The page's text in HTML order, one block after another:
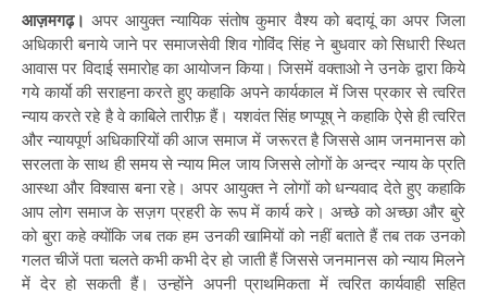
आज़मगढ़। अपर आयुक्त न्यायिक संतोष कुमार वैश्य को बदायूं का अपर जिला
अधिकारी बनाये जाने पर समाजसेवी शिव गोविंद सिंह ने बुधवार को सिधारी स्थित
आवास पर विदाई समारोह का आयोजन किया। जिसमें वक्ताओ ने उनके द्वारा किये
गये कार्याे की सराहना करते हुए कहाकि अपने कार्यकाल में जिस प्रकार से त्वरित
न्याय करते रहे है वे काबिले तारीफ़ हैं। यशवंत सिंह ष्गप्पूष् ने कहाकि ऐसे ही त्वरित
और न्यायपूर्ण अधिकारियों की आज समाज में जरूरत है जिससे आम जनमानस को
सरलता के साथ ही समय से न्याय मिल जाय जिससे लोगों के अन्दर न्याय के प्रति
आस्था और विश्वास बना रहे। अपर आयुक्त ने लोगों को धन्यवाद देते हुए कहाकि
आप लोग समाज के सज़ग प्रहरी के रूप में कार्य करे। अच्छे को अच्छा और बुरे
को बुरा कहे क्योंकि जब तक हम उनकी खामियों को नहीं बताते हैं तब तक उनको
गलत चीजें पता चलते कभी कभी देर हो जाती हैं जिससे जनमानस को न्याय मिलने
में देर हो सकती हैं। उन्होंने अपनी प्राथमिकता में त्वरित कार्यवाही सहित